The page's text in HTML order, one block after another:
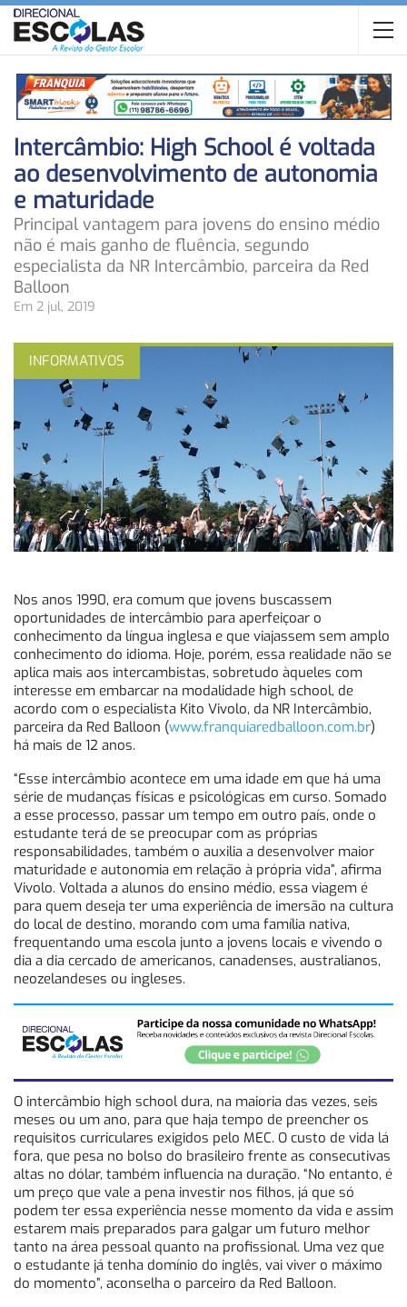
Intercâmbio: High School é voltada
ao desenvolvimento de autonomia
e maturidade
Principal vantagem para jovens do ensino médio
não é mais ganho de fluência, segundo
especialista da NR Intercâmbio, parceira da Red
Balloon
Em 2 jul, 2019
INFORMATIVOS
Nos anos 1990, era comum que jovens buscassem
oportunidades de intercâmbio para aperfeiçoar o
conhecimento da língua inglesa e que viajassem sem amplo
conhecimento do idioma. Hoje, porém, essa realidade não se
aplica mais aos intercambistas, sobretudo àqueles com
interesse em embarcar na modalidade high school, de
acordo com o especialista Kito Vivolo, da NR Intercâmbio,
parceira da Red Balloon (www.franquiaredballoon.com.br)
há mais de 12 anos.
“Esse intercâmbio acontece em uma idade em que há uma
série de mudanças físicas e psicológicas em curso. Somado
a esse processo, passar um tempo em outro país, onde o
estudante terá de se preocupar com as próprias
responsabilidades, também o auxilia a desenvolver maior
maturidade e autonomia em relação à própria vida”, afirma
Vivolo. Voltada a alunos do ensino médio, essa viagem é
para quem deseja ter uma experiência de imersão na cultura
do local de destino, morando com uma família nativa,
frequentando uma escola junto a jovens locais e vivendo o
dia a dia cercado de americanos, canadenses, australianos,
neozelandeses ou ingleses.
O intercâmbio high school dura, na maioria das vezes, seis
meses ou um ano, para que haja tempo de preencher os
requisitos curriculares exigidos pelo MEC. O custo de vida lá
fora, que pesa no bolso do brasileiro frente as consecutivas
altas no dólar, também influencia na duração. “No entanto, é
um preço que vale a pena investir nos filhos, já que só
podem ter essa experiência nesse momento da vida e assim
estarem mais preparados para galgar um futuro melhor
tanto na área pessoal quanto na profissional. Uma vez que
o estudante já tenha domínio do inglês, vai viver o máximo
do momento”, aconselha o parceiro da Red Balloon.